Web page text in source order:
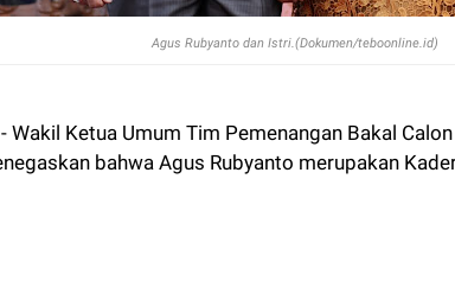
Agus Rubyanto dan Istri.(Dokumen/teboonline.id)
Wakil Ketua Umum Tim Pemenangan Bakal
bahwa Agus Rubyanto merupakan